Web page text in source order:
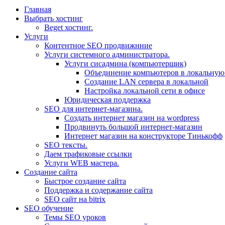
Главная
Выбрать хостинг
Beget хостинг.
Услуги
Контентное SEO продвижнние
Услуги системного администратора.
Услуги сисадмина (компьютерщик)
Объединение компьютеров в локальную
Создание LAN сервера в локальной
Настройка локальной сети в офисе
Юридическая поддержка
SEO для интернет-магазина.
Создать интернет магазин на wordpress
Продвинуть большой интернет-магазин
Интернет магазин на конструкторе Тинькофф
SEO тексты.
Даем трафиковые ссылки
Услуги WEB мастера.
Создание сайта
Быстрое создание сайта
Поддержка и содержание сайта
SEO сайт на bitrix
SEO обучение
Темы SEO уроков